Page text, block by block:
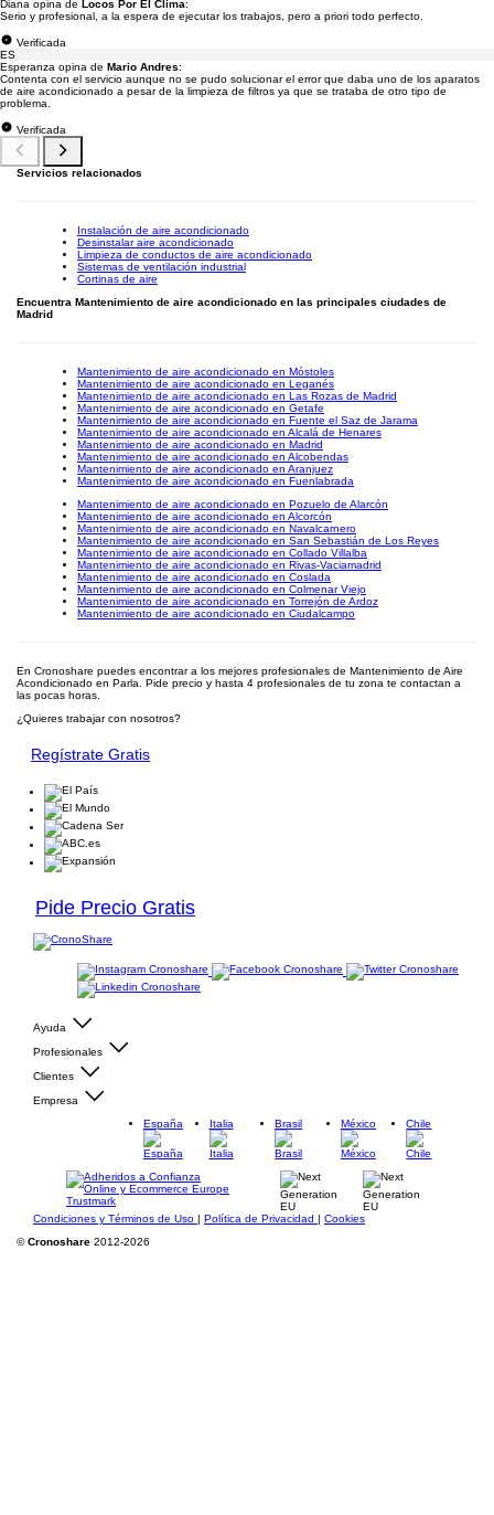
Diana opina de Locos Por El Clima:
Serio y profesional, a la espera de ejecutar los trabajos, pero a priori todo perfecto.
Verificada
ES
Esperanza opina de Mario Andres:
Contenta con el servicio aunque no se pudo solucionar el error que daba uno de los aparatos
de aire acondicionado a pesar de la limpieza de filtros ya que se trataba de otro tipo de
problema.
Verificada
Servicios relacionados
Instalación de aire acondicionado
Desinstalar aire acondicionado
Limpieza de conductos de aire acondicionado
Sistemas de ventilación industrial
Cortinas de aire
Encuentra Mantenimiento de aire acondicionado en las principales ciudades de
Madrid
Mantenimiento de aire acondicionado en Móstoles
Mantenimiento de aire acondicionado en Leganés
Mantenimiento de aire acondicionado en Las Rozas de Madrid
Mantenimiento de aire acondicionado en Getafe
Mantenimiento de aire acondicionado en Fuente el Saz de Jarama
Mantenimiento de aire acondicionado en Alcalá de Henares
Mantenimiento de aire acondicionado en Madrid
Mantenimiento de aire acondicionado en Alcobendas
Mantenimiento de aire acondicionado en Aranjuez
Mantenimiento de aire acondicionado en Fuenlabrada
Mantenimiento de aire acondicionado en Pozuelo de Alarcón
Mantenimiento de aire acondicionado en Alcorcón
Mantenimiento de aire acondicionado en Navalcarnero
Mantenimiento de aire acondicionado en San Sebastián de Los Reyes
Mantenimiento de aire acondicionado en Collado Villalba
Mantenimiento de aire acondicionado en Rivas-Vaciamadrid
Mantenimiento de aire acondicionado en Coslada
Mantenimiento de aire acondicionado en Colmenar Viejo
Mantenimiento de aire acondicionado en Torrejón de Ardoz
Mantenimiento de aire acondicionado en Ciudalcampo
En Cronoshare puedes encontrar a los mejores profesionales de Mantenimiento de Aire
Acondicionado en Parla. Pide precio y hasta 4 profesionales de tu zona te contactan a
las pocas horas.
¿Quieres trabajar con nosotros?
Regístrate Gratis
Pide Precio Gratis
Ayuda
Profesionales
Clientes
Empresa
España
Italia Brasil México Chile
Condiciones y Términos de Uso | Política de Privacidad | Cookies
©Cronoshare 2012-2026